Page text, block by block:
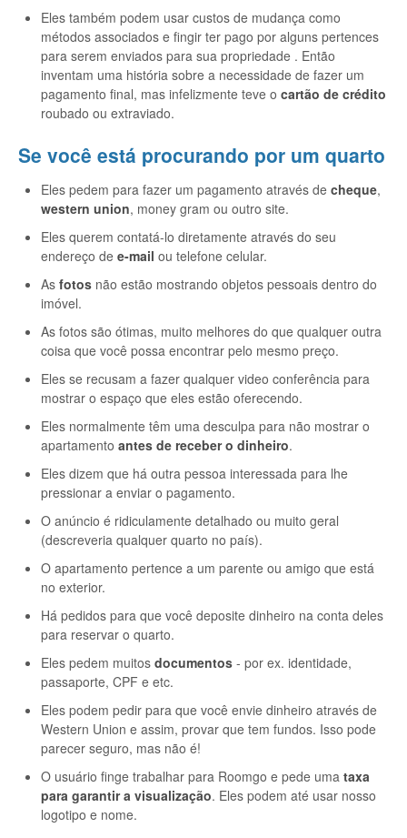
Eles também podem usar custos de mudança como
métodos associados e fingir ter pago por alguns pertences
para serem enviados para sua propriedade . Então
inventam uma história sobre a necessidade de fazer um
pagamento final, mas infelizmente teve o cartão de crédito
roubado ou extraviado.
Se você está procurando por um quarto
Eles pedem para fazer um pagamento através de cheque,
western union, money gram ou outro site.
Eles querem contatá-lo diretamente através do seu
endereço de e-mail ou telefone celular.
As fotos não estão mostrando objetos pessoais dentro do
imóvel.
As fotos são ótimas, muito melhores do que qualquer outra
coisa que você possa encontrar pelo mesmo preço.
Eles se recusam a fazer qualquer video conferência para
mostrar o espaço que eles estão oferecendo.
Eles normalmente têm uma desculpa para não mostrar o
apartamento antes de receber o dinheiro.
Eles dizem que há outra pessoa interessada para lhe
pressionar a enviar o pagamento.
O anúncio é ridiculamente detalhado ou muito geral
(descreveria qualquer quarto no país).
O apartamento pertence a um parente ou amigo que está
no exterior.
Há pedidos para que você deposite dinheiro na conta deles
para reservar o quarto.
Eles pedem muitos documentos - por ex. identidade,
passaporte, CPF e etc.
Eles podem pedir para que você envie dinheiro através de
Western Union e assim, provar que tem fundos. Isso pode
parecer seguro, mas não é!
O usuário finge trabalhar para Roomgo e pede uma taxa
para garantir a visualização. Eles podem até usar nosso
logotipo e nome.